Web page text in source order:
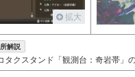
拡大
解説
タクスタンド「観測台：奇岩帯」